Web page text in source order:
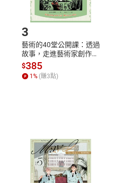
Step2.登入
3
藝術的40堂公開課：透過
故事，走進藝術家創作現
場，看藝術如何誕生、如
何形塑人類生活【電子
書】
$385
1% (賺3點)